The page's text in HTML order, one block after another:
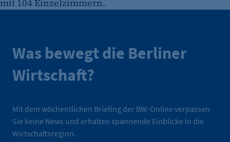
mit 104 Einzelzimmern.
Was bewegt die Berliner
Wirtschaft?
Mit dem wöchentlichen Briefing der BW-Online verpassen
Sie keine News und erhalten spannende Einblicke in die
Wirtschaftsregion.